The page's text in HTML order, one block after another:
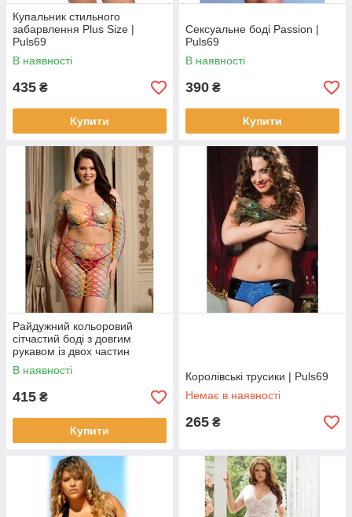
Купальник стильного
забарвлення Plus Size |
Puls69
В наявності
435 ₴
Купити
Сексуальне боді Passion |
Puls69
В наявності
390 ₴
Купити
Райдужний кольоровий
сітчастий боді з довгим
рукавом із двох частин
В наявності
415 ₴
Купити
Королівські трусики | Puls69
Немає в наявності
265 ₴